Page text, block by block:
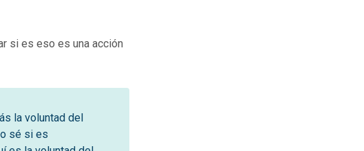
si es eso es una acción
la voluntad del
sé si es